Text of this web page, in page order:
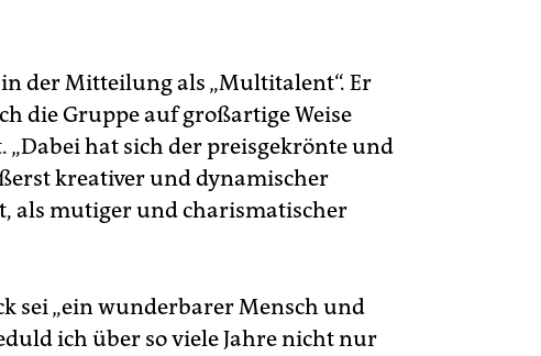
der Mitteilung als „Multitalent“. Er
die Gruppe auf großartige Weise
hat sich der preisgekrönte und
kreativer und dynamischer
als mutiger und charismatischer
sei „ein wunderbarer Mensch und
ich über so viele Jahre nicht nur